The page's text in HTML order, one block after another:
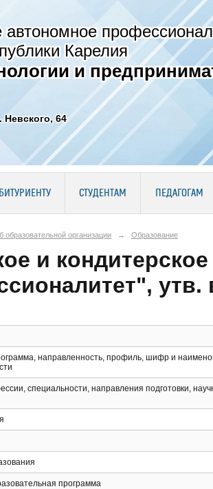
автономное
Карелия
и
Невского, 64
СТУДЕНТАМ ПЕДАГОГАМ
образовательной организации → Образование
и
утв.
направленность, профиль, шифр и
специальности, направления подготовки,
программа